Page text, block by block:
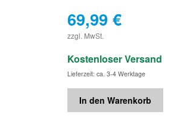
69,99€
zzgl. MwSt.
Kostenloser Versand
Lieferzeit: ca. 3-4 Werktage
In den Warenkorb